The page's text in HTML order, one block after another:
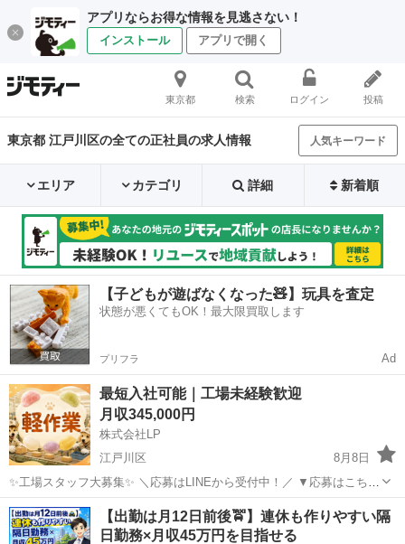
アプリならお得な情報を見逃さない！
インストール アプリで開く
東京都 検索 ログイン 投稿
東京都 江戸川区の全ての正社員の求人情報 人気キーワード
エリア カテゴリ 詳細 新着順
【子どもが遊ばなくなった🧸】玩具を査定
状態が悪くてもOK！最大限買取します
プリフラ Ad
最短入社可能｜工場未経験歓迎
月収345,000円
株式会社LP
江戸川区
8月8日
✨工場スタッフ大募集✨ ＼応募はLINEから受付中！／ ▼応募はこちら
https://lin.ee/wSdk4Ka ご登録後に簡単な内容を送っていただくだけ！
担当スタッフが順番にご案内いたします。 ...
東京 江戸川区 工場
【出勤は月12日前後🚖】連休も作りやすい隔
日勤務×月収45万円を目指せる